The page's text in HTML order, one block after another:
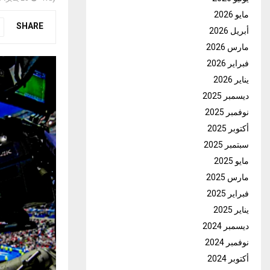
SHARE
مايو 2026
أبريل 2026
مارس 2026
فبراير 2026
يناير 2026
ديسمبر 2025
نوفمبر 2025
أكتوبر 2025
سبتمبر 2025
مايو 2025
مارس 2025
فبراير 2025
يناير 2025
ديسمبر 2024
نوفمبر 2024
أكتوبر 2024